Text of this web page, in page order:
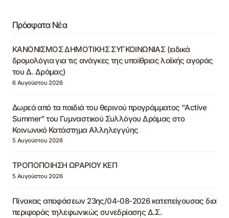
Πρόσφατα Νέα
ΚΑΝΟΝΙΣΜΟΣ ΔΗΜΟΤΙΚΗΣ ΣΥΓΚΟΙΝΩΝΙΑΣ (ειδικά
δρομολόγια για τις ανάγκες της υπαίθριας λαϊκής αγοράς
του Δ. Δράμας)
6 Αυγούστου 2026
Δωρεά από τα παιδιά του θερινού προγράμματος “Active
Summer” του Γυμναστικού Συλλόγου Δράμας στο
Κοινωνικό Κατάστημα Αλληλεγγύης
5 Αυγούστου 2026
ΤΡΟΠΟΠΟΙΗΣΗ ΩΡΑΡΙΟΥ ΚΕΠ
5 Αυγούστου 2026
Πίνακας αποφάσεων 23ης/04-08-2026 κατεπείγουσας δια
περιφοράς τηλεφωνικώς συνεδρίασης Δ.Σ.